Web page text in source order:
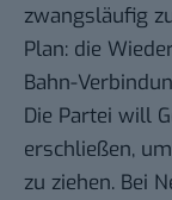
zwangsläufig
Plan: die
Bahn-
Die Partei will
erschließen,
zu ziehen. Bei